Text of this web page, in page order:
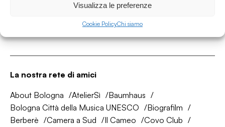
Visualizza le preferenze
Cookie PolicyChi siamo
CF: 03691751204
La nostra rete di amici
About Bologna AtelierSì
Baumhaus
Bologna Città della Musica UNESCO
Biografilm
Berberè
Camera a Sud Il Cameo
Covo Club